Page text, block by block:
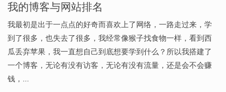
我的博客与网站排名
我最初是出于一点点的好奇而喜欢上了网络，一路走过来，学
到了很多，也失去了很多，我经常像猴子找食物一样，看到西
瓜丢弃苹果，我一直想自己到底想要学到什么？所以我搭建了
一个博客，无论有没有访客，无论有没有流量，还是会不会赚
钱，…